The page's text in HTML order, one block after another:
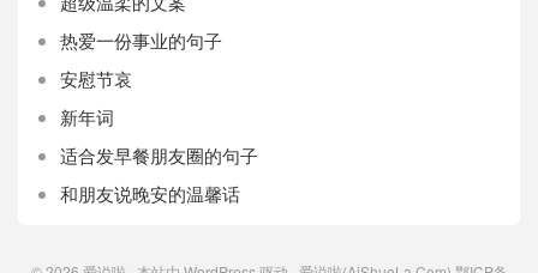
热爱一份事业的句子
安慰节哀
新年词
适合发早餐朋友圈的句子
和朋友说晚安的温馨话